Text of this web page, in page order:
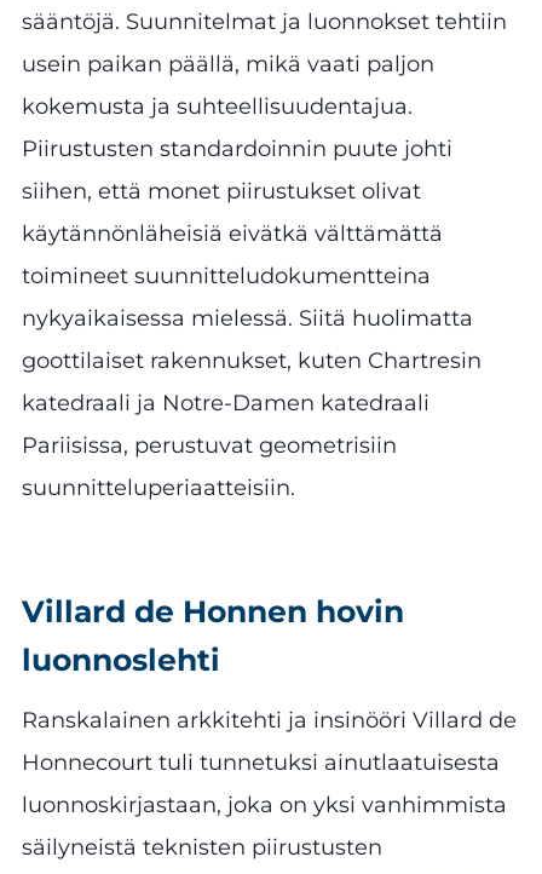
sääntöjä. Suunnitelmat ja luonnokset tehtiin
usein paikan päällä, mikä vaati paljon
kokemusta ja suhteellisuudentajua.
Piirustusten standardoinnin puute johti
siihen, että monet piirustukset olivat
käytännönläheisiä eivätkä välttämättä
toimineet suunnitteludokumentteina
nykyaikaisessa mielessä. Siitä huolimatta
goottilaiset rakennukset, kuten Chartresin
katedraali ja Notre-Damen katedraali
Pariisissa, perustuvat geometrisiin
suunnitteluperiaatteisiin.
Villard de Honnen hovin
luonnoslehti
Ranskalainen arkkitehti ja insinööri Villard de
Honnecourt tuli tunnetuksi ainutlaatuisesta
luonnoskirjastaan, joka on yksi vanhimmista
säilyneistä teknisten piirustusten